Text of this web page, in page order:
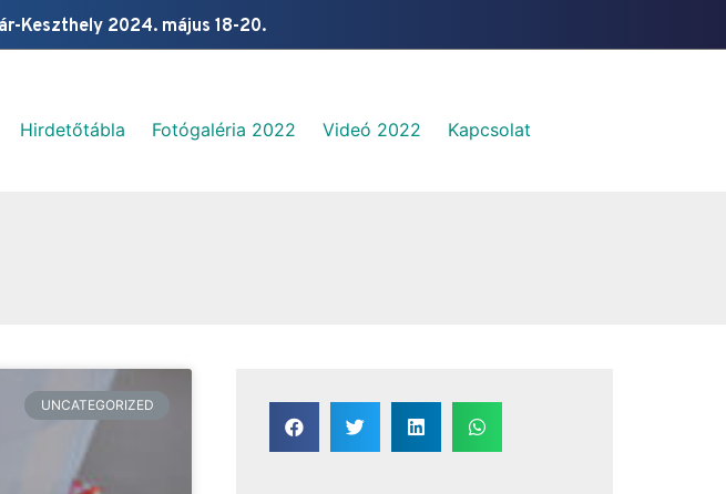
Keszthely 2024. május 18-20.
Hirdetőtábla Fotógaléria 2022​ Videó 2022 Kapcsolat
UNCATEGORIZED